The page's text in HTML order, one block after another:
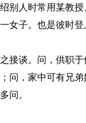
别人时常用某教
女子。也是彼时登
谈。问，供职于
问，家中可有兄
问。